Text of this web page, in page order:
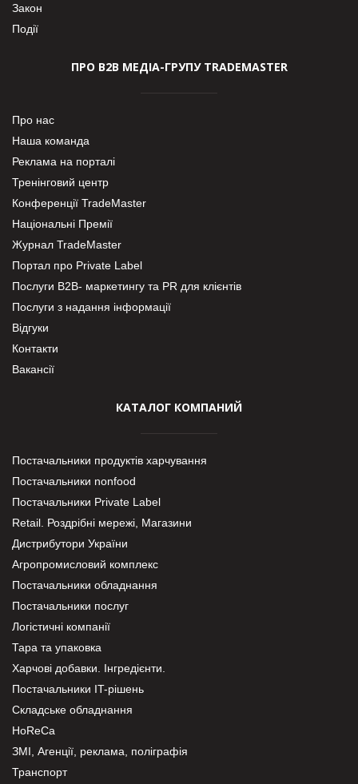
Закон
Події
ПРО В2В МЕДІА-ГРУПУ TRADEMASTER
Про нас
Наша команда
Реклама на порталі
Тренінговий центр
Конференції TradeMaster
Національні Премії
Журнал TradeMaster
Портал про Private Label
Послуги В2В- маркетингу та PR для клієнтів
Послуги з надання інформації
Відгуки
Контакти
Вакансії
КАТАЛОГ КОМПАНИЙ
Постачальники продуктів харчування
Постачальники nonfood
Постачальники Private Label
Retail. Роздрібні мережі, Магазини
Дистрибутори України
Агропромисловий комплекс
Постачальники обладнання
Постачальники послуг
Логістичні компанії
Тара та упаковка
Харчові добавки. Інгредієнти.
Постачальники IT-рішень
Складське обладнання
HoReCa
ЗМІ, Агенції, реклама, поліграфія
Транспорт